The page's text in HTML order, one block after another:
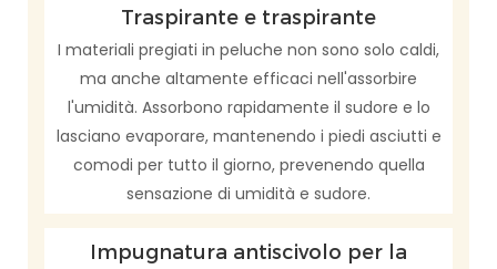
Traspirante e traspirante
I materiali pregiati in peluche non sono solo caldi,
ma anche altamente efficaci nell'assorbire
l'umidità. Assorbono rapidamente il sudore e lo
lasciano evaporare, mantenendo i piedi asciutti e
comodi per tutto il giorno, prevenendo quella
sensazione di umidità e sudore.
Impugnatura antiscivolo per la